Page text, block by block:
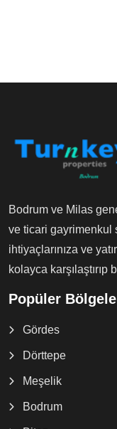
Bodrum ve Milas
ve ticari gayrimenkul
ihtiyaçlarınıza ve
kolayca karşılaştırıp
Popüler
Gördes
Dörttepe
Meşelik
Bodrum